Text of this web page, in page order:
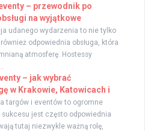
– przewodnik po
na wyjątkowe
udanego wydarzenia to nie tylko
odpowiednia obsługa, która
atmosferę. Hostessy
– jak wybrać
w Krakowie, Katowicach i
targów i eventów to ogromne
jest często odpowiednia
tutaj niezwykle ważną rolę,